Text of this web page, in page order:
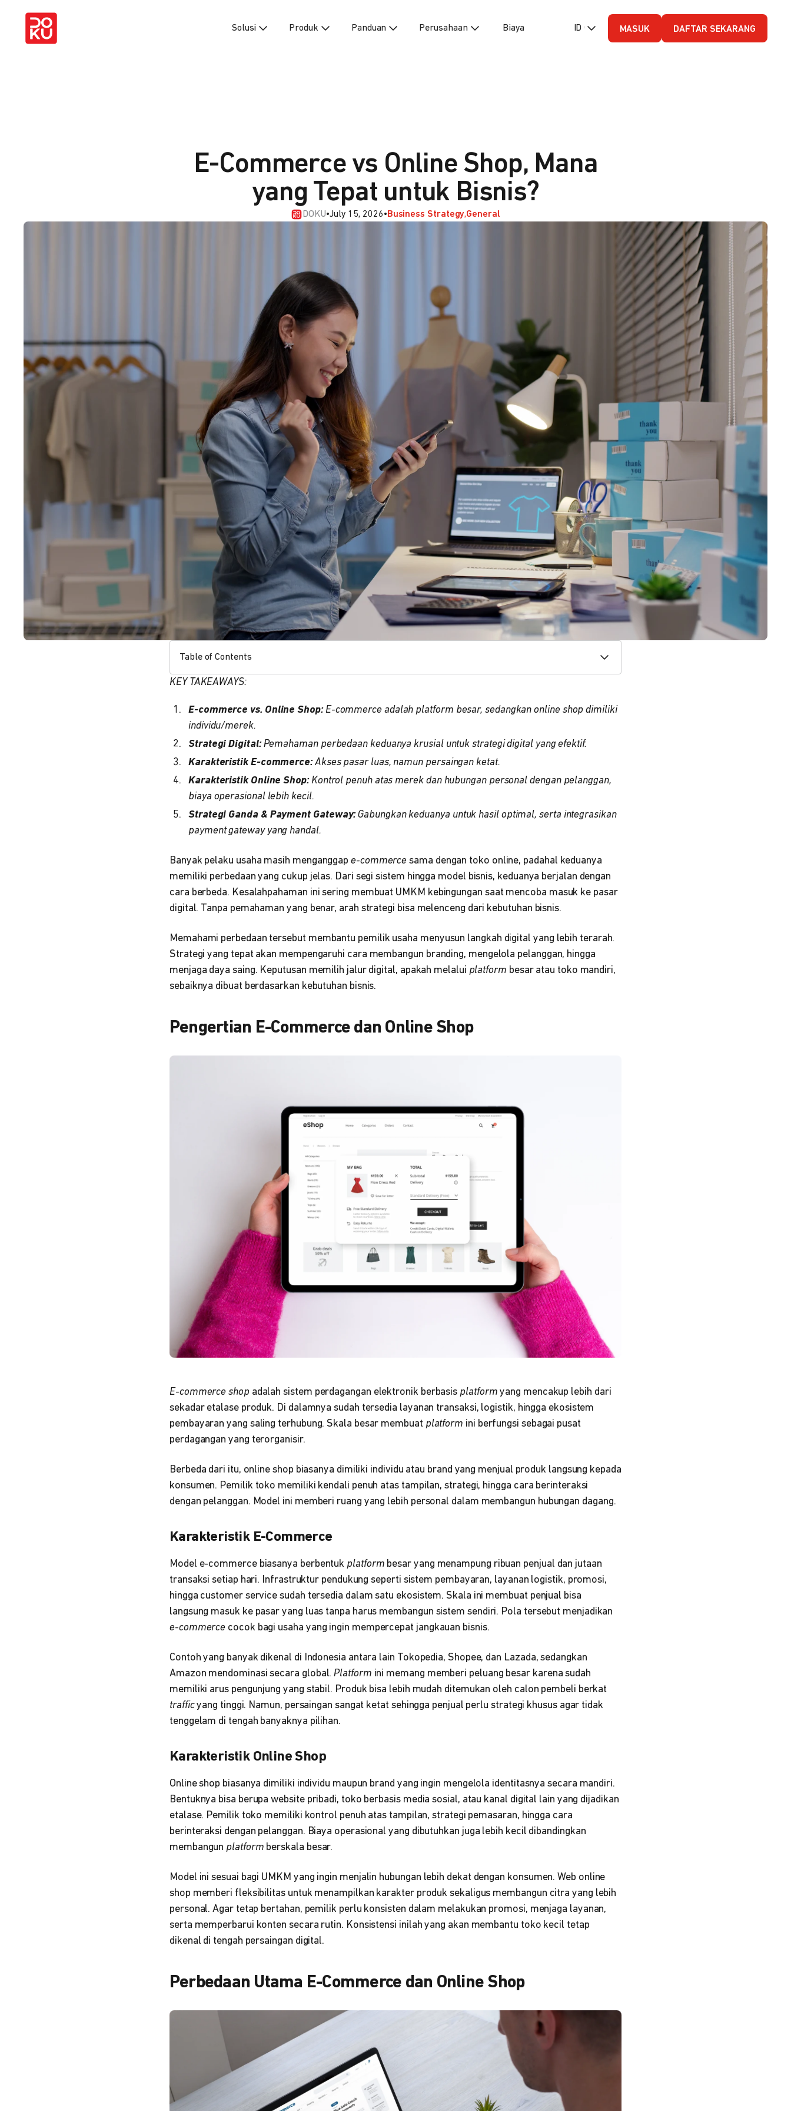
Solusi Produk Panduan Perusahaan Biaya ID (Bahasa Indonesia)
MASUK DAFTAR SEKARANG
E-Commerce vs Online Shop, Mana
yang Tepat untuk Bisnis?
DOKU•July 15, 2026•Business Strategy General
Table of Contents
KEY TAKEAWAYS:
E-commerce vs. Online Shop:E-commerce adalah platform besar, sedangkan online shop dimiliki
individu/merek.
Strategi Digital:Pemahaman perbedaan keduanya krusial untuk strategi digital yang efektif.
Karakteristik E-commerce:Akses pasar luas, namun persaingan ketat.
Karakteristik Online Shop:Kontrol penuh atas merek dan hubungan personal dengan pelanggan,
biaya operasional lebih kecil.
Strategi Ganda & Payment Gateway:Gabungkan keduanya untuk hasil optimal, serta integrasikan
payment gateway yang handal.
Banyak pelaku usaha masih menganggap e-commerce sama dengan toko online, padahal keduanya
memiliki perbedaan yang cukup jelas. Dari segi sistem hingga model bisnis, keduanya berjalan dengan
cara berbeda. Kesalahpahaman ini sering membuat UMKM kebingungan saat mencoba masuk ke pasar
digital. Tanpa pemahaman yang benar, arah strategi bisa melenceng dari kebutuhan bisnis.
Memahami perbedaan tersebut membantu pemilik usaha menyusun langkah digital yang lebih terarah.
Strategi yang tepat akan mempengaruhi cara membangun branding, mengelola pelanggan, hingga
menjaga daya saing. Keputusan memilih jalur digital, apakah melalui platform besar atau toko mandiri,
sebaiknya dibuat berdasarkan kebutuhan bisnis.
Pengertian E-Commerce dan Online Shop
E-commerce shop adalah sistem perdagangan elektronik berbasis platform yang mencakup lebih dari
sekadar etalase produk. Di dalamnya sudah tersedia layanan transaksi, logistik, hingga ekosistem
pembayaran yang saling terhubung. Skala besar membuat platform ini berfungsi sebagai pusat
perdagangan yang terorganisir.
Berbeda dari itu, online shop biasanya dimiliki individu atau brand yang menjual produk langsung kepada
konsumen. Pemilik toko memiliki kendali penuh atas tampilan, strategi, hingga cara berinteraksi
dengan pelanggan. Model ini memberi ruang yang lebih personal dalam membangun hubungan dagang.
Karakteristik E-Commerce
Model e-commerce biasanya berbentuk platform besar yang menampung ribuan penjual dan jutaan
transaksi setiap hari. Infrastruktur pendukung seperti sistem pembayaran, layanan logistik, promosi,
hingga customer service sudah tersedia dalam satu ekosistem. Skala ini membuat penjual bisa
langsung masuk ke pasar yang luas tanpa harus membangun sistem sendiri. Pola tersebut menjadikan
e-commerce cocok bagi usaha yang ingin mempercepat jangkauan bisnis.
Contoh yang banyak dikenal di Indonesia antara lain Tokopedia, Shopee, dan Lazada, sedangkan
Amazon mendominasi secara global.Platform ini memang memberi peluang besar karena sudah
memiliki arus pengunjung yang stabil. Produk bisa lebih mudah ditemukan oleh calon pembeli berkat
trafficyang tinggi. Namun, persaingan sangat ketat sehingga penjual perlu strategi khusus agar tidak
tenggelam di tengah banyaknya pilihan.
Karakteristik Online Shop
Online shop biasanya dimiliki individu maupun brand yang ingin mengelola identitasnya secara mandiri.
Bentuknya bisa berupa website pribadi, toko berbasis media sosial, atau kanal digital lain yang dijadikan
etalase. Pemilik toko memiliki kontrol penuh atas tampilan, strategi pemasaran, hingga cara
berinteraksi dengan pelanggan. Biaya operasional yang dibutuhkan juga lebih kecil dibandingkan
membangun platform berskala besar.
Model ini sesuai bagi UMKM yang ingin menjalin hubungan lebih dekat dengan konsumen. Web online
shop memberi fleksibilitas untuk menampilkan karakter produk sekaligus membangun citra yang lebih
personal. Agar tetap bertahan, pemilik perlu konsisten dalam melakukan promosi, menjaga layanan,
serta memperbarui konten secara rutin. Konsistensi inilah yang akan membantu toko kecil tetap
dikenal di tengah persaingan digital.
Perbedaan Utama E-Commerce dan Online Shop